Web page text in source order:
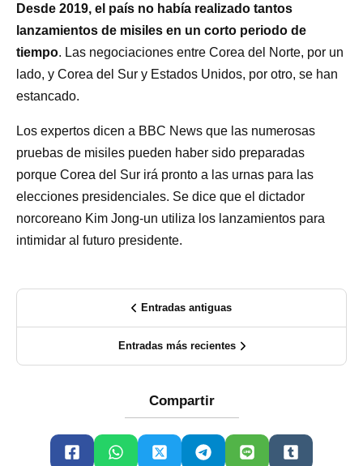
Desde 2019, el país no había realizado tantos
lanzamientos de misiles en un corto periodo de
tiempo. Las negociaciones entre Corea del Norte, por un
lado, y Corea del Sur y Estados Unidos, por otro, se han
estancado.
Los expertos dicen a BBC News que las numerosas
pruebas de misiles pueden haber sido preparadas
porque Corea del Sur irá pronto a las urnas para las
elecciones presidenciales. Se dice que el dictador
norcoreano Kim Jong-un utiliza los lanzamientos para
intimidar al futuro presidente.
Entradas antiguas
Entradas más recientes
Compartir